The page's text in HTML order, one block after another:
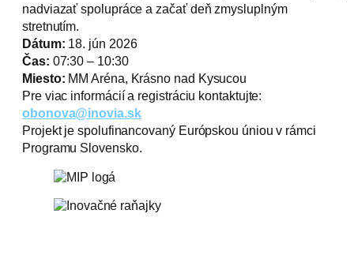
nadviazať spolupráce a začať deň zmysluplným
stretnutím.
Dátum: 18. jún 2026
Čas: 07:30 – 10:30
Miesto: MM Aréna, Krásno nad Kysucou
Pre viac informácií a registráciu kontaktujte:
obonova@inovia.sk
Projekt je spolufinancovaný Európskou úniou v rámci
Programu Slovensko.